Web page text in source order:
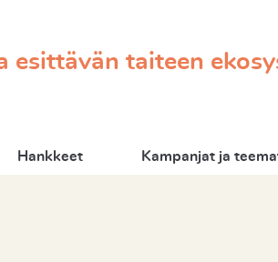
esittävän taiteen
Hankkeet Kampanjat ja